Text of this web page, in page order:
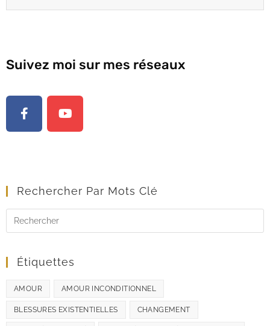
Suivez moi sur mes réseaux
Rechercher Par Mots Clé
Étiquettes
AMOUR AMOUR INCONDITIONNEL
BLESSURES EXISTENTIELLES CHANGEMENT